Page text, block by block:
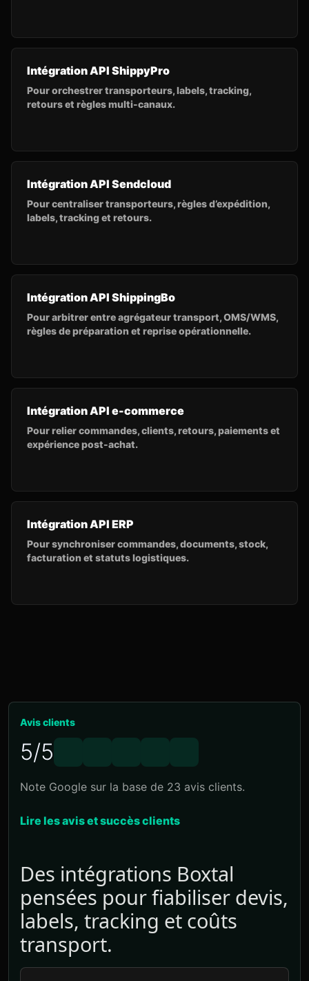
Intégration API ShippyPro
Pour orchestrer transporteurs, labels, tracking,
retours et règles multi-canaux.
Intégration API Sendcloud
Pour centraliser transporteurs, règles d’expédition,
labels, tracking et retours.
Intégration API ShippingBo
Pour arbitrer entre agrégateur transport, OMS/WMS,
règles de préparation et reprise opérationnelle.
Intégration API e-commerce
Pour relier commandes, clients, retours, paiements et
expérience post-achat.
Intégration API ERP
Pour synchroniser commandes, documents, stock,
facturation et statuts logistiques.
Avis clients
5/5
Note Google sur la base de 23 avis clients.
Lire les avis et succès clients
Des intégrations Boxtal
pensées pour fiabiliser devis,
labels, tracking et coûts
transport.